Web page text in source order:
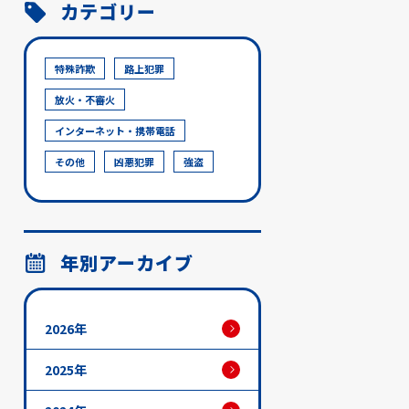
カテゴリー
特殊詐欺 路上犯罪
放火・不審火
インターネット・携帯電話
その他 凶悪犯罪 強盗
年別アーカイブ
2026年
2025年